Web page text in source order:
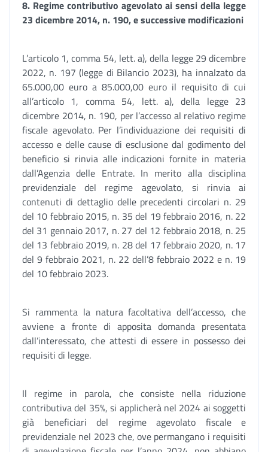
8. Regime contributivo agevolato ai sensi della legge
23 dicembre 2014, n. 190, e successive modificazioni
L’articolo 1, comma 54, lett. a), della legge 29 dicembre
2022, n. 197 (legge di Bilancio 2023), ha innalzato da
65.000,00 euro a 85.000,00 euro il requisito di cui
all’articolo 1, comma 54, lett. a), della legge 23
dicembre 2014, n. 190, per l’accesso al relativo regime
fiscale agevolato. Per l’individuazione dei requisiti di
accesso e delle cause di esclusione dal godimento del
beneficio si rinvia alle indicazioni fornite in materia
dall’Agenzia delle Entrate. In merito alla disciplina
previdenziale del regime agevolato, si rinvia ai
contenuti di dettaglio delle precedenti circolari n. 29
del 10 febbraio 2015, n. 35 del 19 febbraio 2016, n. 22
del 31 gennaio 2017, n. 27 del 12 febbraio 2018, n. 25
del 13 febbraio 2019, n. 28 del 17 febbraio 2020, n. 17
del 9 febbraio 2021, n. 22 dell’8 febbraio 2022 e n. 19
del 10 febbraio 2023.
Si rammenta la natura facoltativa dell’accesso, che
avviene a fronte di apposita domanda presentata
dall’interessato, che attesti di essere in possesso dei
requisiti di legge.
Il regime in parola, che consiste nella riduzione
contributiva del 35%, si applicherà nel 2024 ai soggetti
già beneficiari del regime agevolato fiscale e
previdenziale nel 2023 che, ove permangano i requisiti